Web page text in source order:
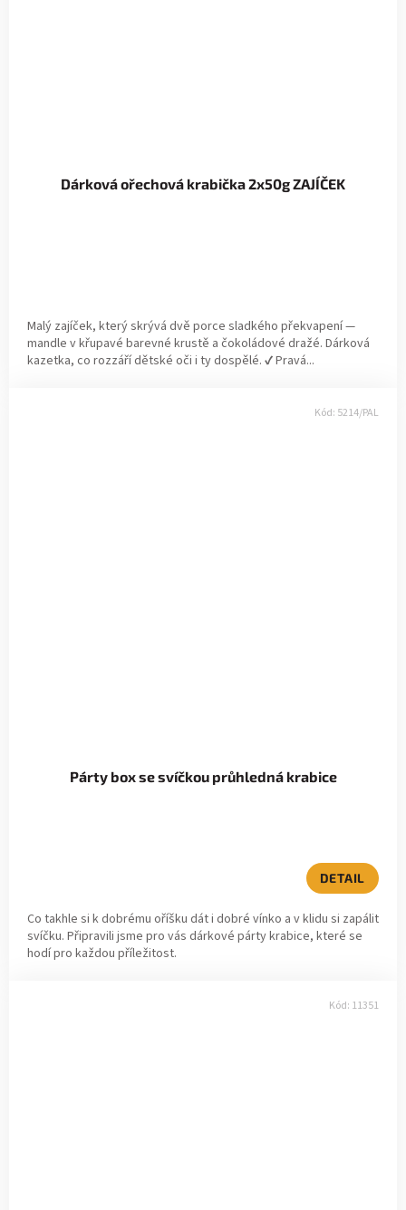
Dárková ořechová krabička 2x50g ZAJÍČEK
Malý zajíček, který skrývá dvě porce sladkého překvapení —
mandle v křupavé barevné krustě a čokoládové dražé. Dárková
kazetka, co rozzáří dětské oči i ty dospělé. ✔ Pravá...
Párty box se svíčkou průhledná krabice
DETAIL
Co takhle si k dobrému oříšku dát i dobré vínko a v klidu si zapálit
svíčku. Připravili jsme pro vás dárkové párty krabice, které se
hodí pro každou příležitost.
Kód: 5214/PAL
Kód: 11351